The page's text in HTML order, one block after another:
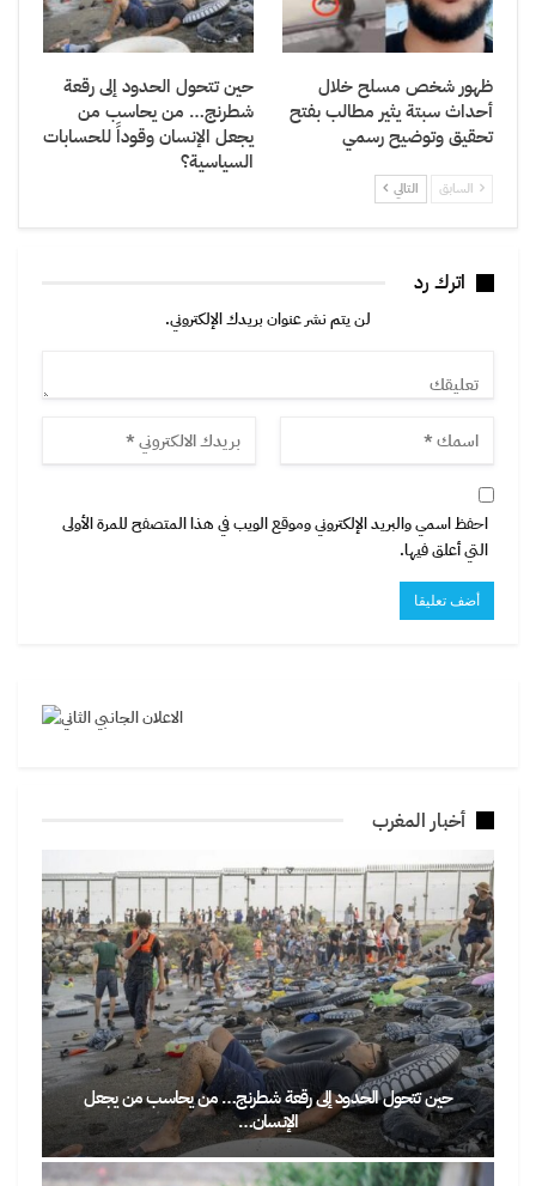
ظهور شخص مسلح خلال
أحداث سبتة يثير مطالب بفتح
تحقيق وتوضيح رسمي
حين تتحول الحدود إلى رقعة
شطرنج… من يحاسب من
يجعل الإنسان وقوداً للحسابات
السياسية؟
السابق التالي
اترك رد
لن يتم نشر عنوان بريدك الإلكتروني.
احفظ اسمي والبريد الإلكتروني وموقع الويب في هذا المتصفح للمرة الأولى
التي أعلق فيها.
أخبار المغرب
حين تتحول الحدود إلى رقعة شطرنج… من يحاسب من يجعل
الإنسان…